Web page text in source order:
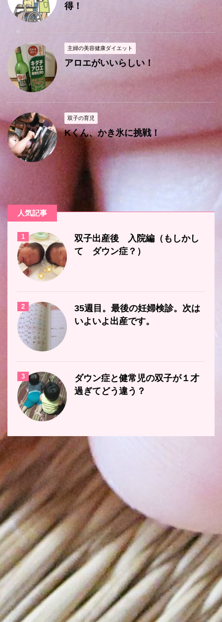
得！
主婦の美容健康ダイエット
アロエがいいらしい！
双子の育児
Kくん、かき氷に挑戦！
人気記事
1
双子出産後 入院編（もしかし
て ダウン症？）
2
35週目。最後の妊婦検診。次は
いよいよ出産です。
3
ダウン症と健常児の双子が１才
過ぎてどう違う？